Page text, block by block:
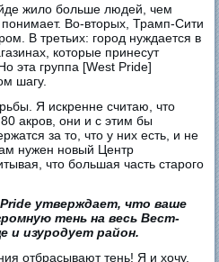
жило больше людей, чем
Во-вторых, Трамп-Сити
В третьих: город нуждается в
которые принесут
эта группа [West Pride]
шагу.
Я искренне считаю, что
акров, они и с этим бы
за то, что у них есть, и не
нужен новый Центр
что большая часть старого
утверждает, что ваше
тень на весь Вест-
и изуродует район.
отбрасывают тень! Я и хочу,